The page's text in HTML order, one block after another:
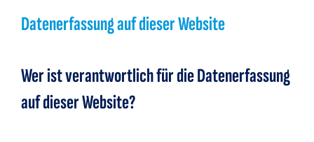
Datenerfassung auf dieser Website
Wer ist verantwortlich für die Datenerfassung
auf dieser Website?